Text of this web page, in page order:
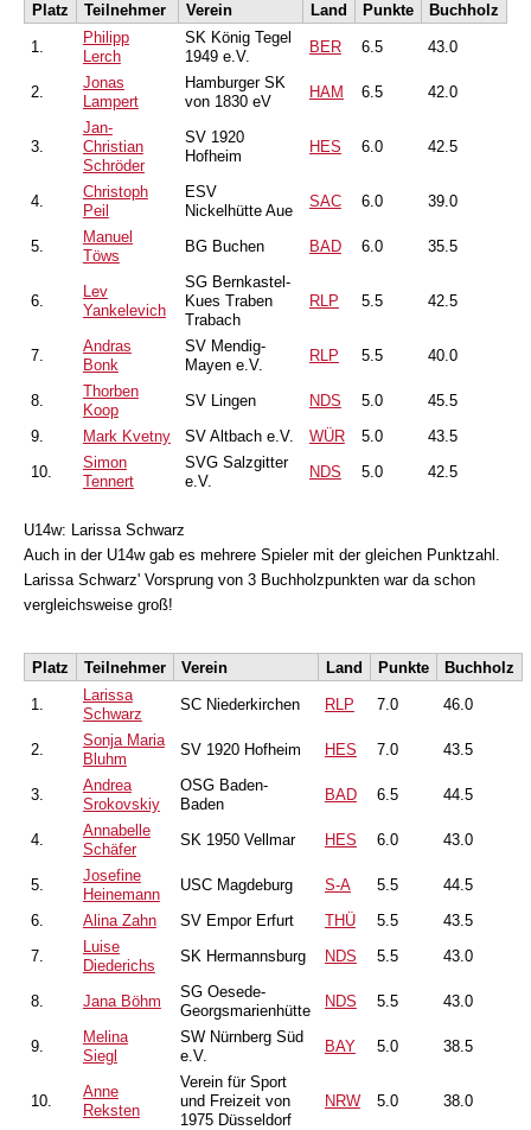
Platz Teilnehmer Verein Land Punkte Buchholz
1.
Philipp
Lerch
SK König Tegel
1949 e.V.
BER 6.5 43.0
2.
Jonas
Lampert
Hamburger SK
von 1830 eV
HAM 6.5 42.0
3.
Jan-
Christian
Schröder
SV 1920
Hofheim
HES 6.0 42.5
4.
Christoph
Peil
ESV
Nickelhütte Aue
SAC 6.0 39.0
5.
Manuel
Töws
BG Buchen BAD 6.0 35.5
6.
Lev
Yankelevich
SG Bernkastel-
Kues Traben
Trabach
RLP 5.5 42.5
7.
Andras
Bonk
SV Mendig-
Mayen e.V.
RLP 5.5 40.0
8.
Thorben
Koop
SV Lingen NDS 5.0
45.5
9.
Mark Kvetny SV Altbach e.V. WÜR 5.0
43.5
10.
Simon
Tennert
SVG Salzgitter
e.V.
NDS 5.0 42.5
U14w: Larissa Schwarz
Auch in der U14w gab es mehrere Spieler mit der gleichen Punktzahl.
Larissa Schwarz' Vorsprung von 3 Buchholzpunkten war da schon
vergleichsweise groß!
Platz Teilnehmer Verein Land Punkte Buchholz
1.
Larissa
Schwarz
SC Niederkirchen RLP 7.0 46.0
2.
Sonja Maria
Bluhm
SV 1920 Hofheim HES 7.0 43.5
3.
Andrea
Srokovskiy
OSG Baden-
Baden
BAD 6.5 44.5
4.
Annabelle
Schäfer
SK 1950 Vellmar HES 6.0 43.0
5.
Josefine
Heinemann
USC Magdeburg S-A 5.5
44.5
6.
Alina Zahn SV Empor Erfurt THÜ 5.5
43.5
7.
Luise
Diederichs
SK Hermannsburg NDS 5.5 43.0
8. Jana Böhm
SG Oesede-
Georgsmarienhütte
NDS 5.5 43.0
9.
Melina
Siegl
SW Nürnberg Süd
e.V.
BAY 5.0 38.5
10.
Anne
Reksten
Verein für Sport
und Freizeit von
1975 Düsseldorf
NRW 5.0 38.0